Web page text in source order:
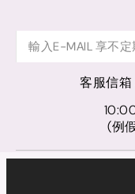
客服信箱
(例
© D+AF. 2024 晨希